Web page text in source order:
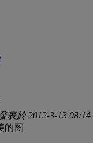
表於 2012-3-13 08:14
的图